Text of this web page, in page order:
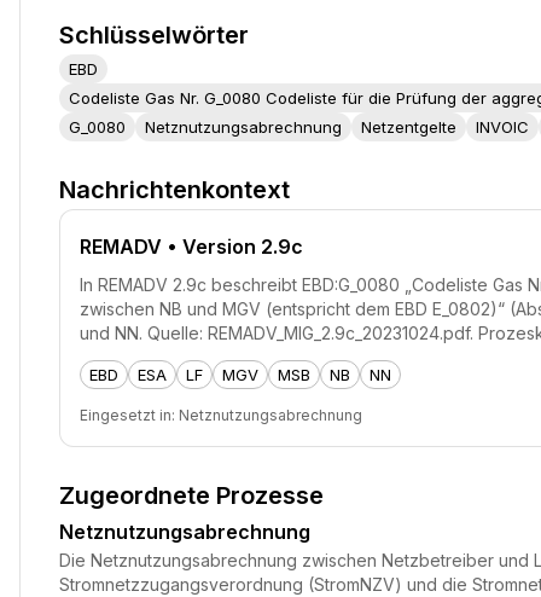
Schlüsselwörter
EBD
Codeliste Gas Nr. G_0080 Codeliste für die Prüfung der
G_0080
Netznutzungsabrechnung Netzentgelte INVOIC
Nachrichtenkontext
REMADV • Version 2.9c
In REMADV 2.9c beschreibt EBD:G_0080 „Codeliste
zwischen NB und MGV (entspricht dem EBD E_0802)“
und NN. Quelle: REMADV_MIG_2.9c_20231024.pdf.
EBD ESA LF MGV MSB NB NN
Eingesetzt in: Netznutzungsabrechnung
Zugeordnete Prozesse
Netznutzungsabrechnung
Die Netznutzungsabrechnung zwischen Netzbetreiber und
Stromnetzzugangsverordnung (StromNZV) und die